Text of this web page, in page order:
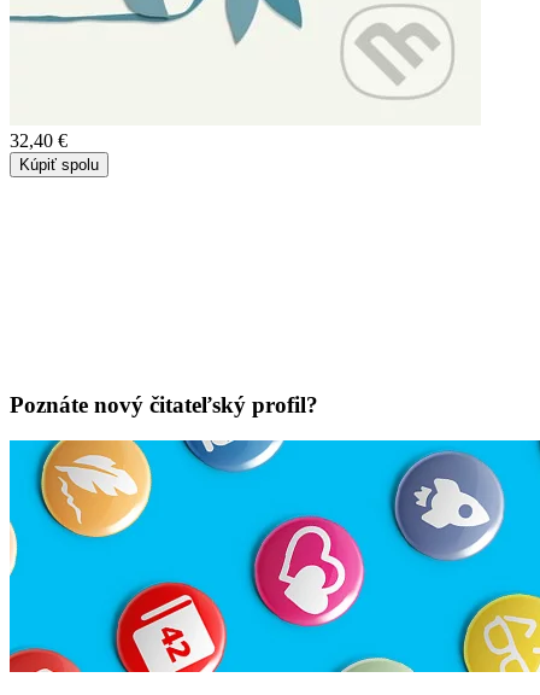
32,40 €
Kúpiť spolu
Poznáte nový čitateľský profil?